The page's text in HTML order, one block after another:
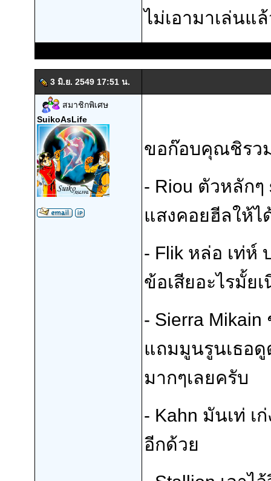
ไม่เอามาเล่นแ
3 มิ.ย. 2549 17:51 น.
สมาชิกพิเศษ
SuikoAsLife
ขอก๊อบคุณชิรว
- Riou ตัวหลัก
แสงคอยฮีลให้ไ
- Flik หล่อ เท่ห์
ข้อเสียอะไรมั้ย
- Sierra Mikain
แถมมูนรูนเธอ
มากๆเลยครับ
- Kahn มันเท่ เ
อีกด้วย